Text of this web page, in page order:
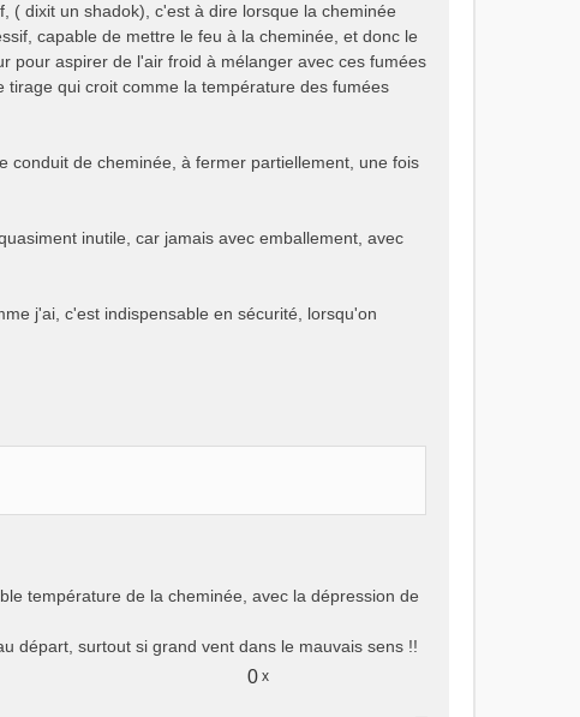
( dixit un shadok), c'est à dire lorsque la cheminée
capable de mettre le feu à la cheminée, et donc le
pour aspirer de l'air froid à mélanger avec ces fumées
qui croit comme la température des fumées
conduit de cheminée, à fermer partiellement, une fois
inutile, car jamais avec emballement, avec
j'ai, c'est indispensable en sécurité, lorsqu'on
température de la cheminée, avec la dépression de
départ, surtout si grand vent dans le mauvais sens !!
0 x